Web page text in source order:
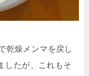
乾燥メンマを戻し
したが、これもそ